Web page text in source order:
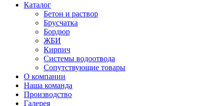
Каталог
Бетон и раствор
Брусчатка
Бордюр
ЖБИ
Кирпич
Системы водоотвода
Сопутствующие товары
О компании
Наша команда
Производство
Галерея